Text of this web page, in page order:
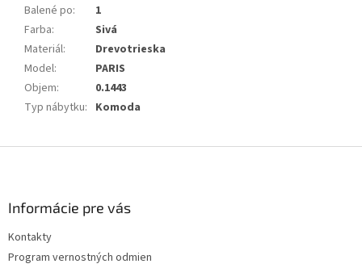
Balené po:
1
Farba:
Sivá
Materiál:
Drevotrieska
Model:
PARIS
Objem:
0.1443
Typ nábytku: Komoda
Informácie pre vás
Kontakty
Program vernostných odmien